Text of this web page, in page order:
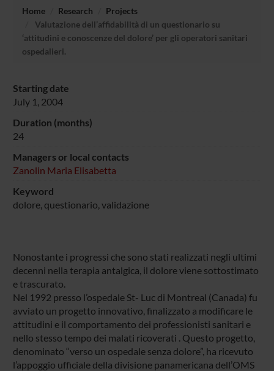
Home Research
Projects
Valutazione dell’affidabilità di un questionario su
‘attitudini e conoscenze del dolore’ per gli operatori sanitari
ospedalieri.
Starting date
July 1, 2004
Duration (months)
24
Managers or local contacts
Zanolin Maria Elisabetta
Keyword
dolore, questionario, validazione
Nonostante i progressi che sono stati realizzati negli ultimi
decenni nella terapia antalgica, il dolore viene sottostimato
e trascurato.
Nel 1992 presso l’ospedale St- Luc di Montreal (Canada) fu
avviato un progetto innovativo, finalizzato a modificare le
attitudini e il comportamento dei professionisti sanitari e
nello stesso tempo dei malati ricoverati . Questo progetto,
denominato “verso un ospedale senza dolore”, ha ricevuto
l’appoggio ufficiale della divisione panamericana dell’OMS